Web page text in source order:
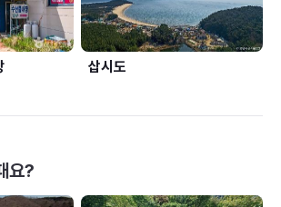
삽시도
요?